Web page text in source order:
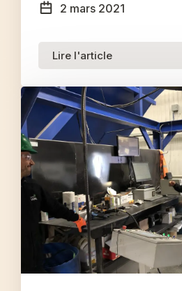
2 mars 2021
Lire l'article